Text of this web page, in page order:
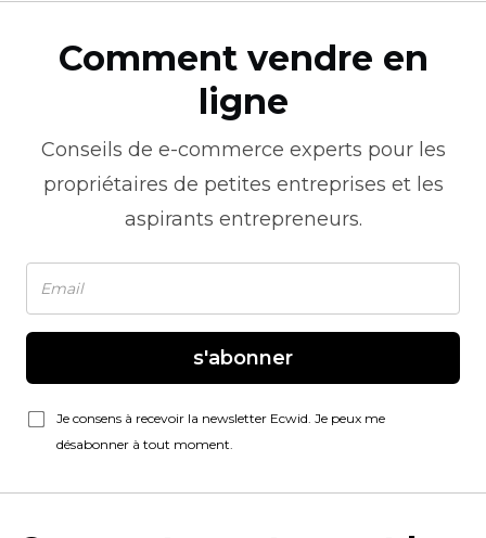
Comment vendre en
ligne
Conseils de e-commerce experts pour les
propriétaires de petites entreprises et les
aspirants entrepreneurs.
s'abonner
Je consens à recevoir la newsletter Ecwid. Je peux me
désabonner à tout moment.